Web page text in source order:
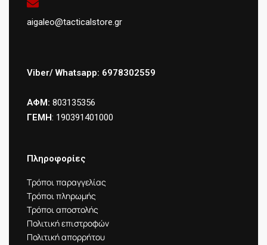
aigaleo@tacticalstore.gr
Viber/ Whatsapp: 6978302559
ΑΦΜ: 803135356
ΓΕΜΗ: 190391401000
Πληροφορίες
Τρόποι παραγγελίας
Τρόποι πληρωμής
Τρόποι αποστολής
Πολιτική επιστροφών
Πολιτική απορρήτου